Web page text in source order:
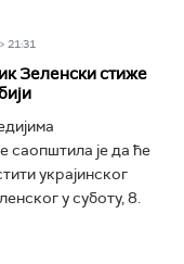
21:31
Зеленски стиже
саопштила је да ће
украјинског
у суботу, 8.